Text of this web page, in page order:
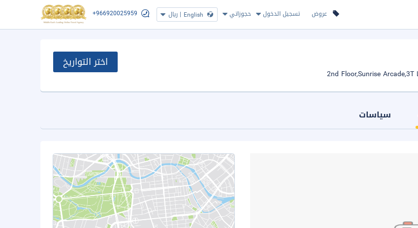
عروض تسجيل الدخول حجوزاتي English
| ريال +966920025959
اختر التواريخ
سياسات